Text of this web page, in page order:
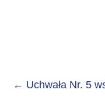
← Uchwała Nr. 5